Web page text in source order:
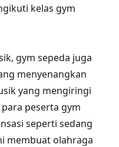
kelas gym
gym sepeda juga
menyenangkan
yang mengiringi
peserta gym
seperti sedang
membuat olahraga